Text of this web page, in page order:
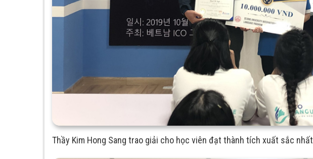
Thầy Kim Hong Sang trao giải cho học viên đạt thành tích xuất sắc nhất